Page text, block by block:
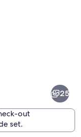
25
out
set.